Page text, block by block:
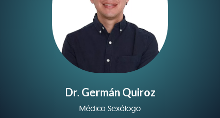
Dr. Germán Quiroz
Médico Sexólogo